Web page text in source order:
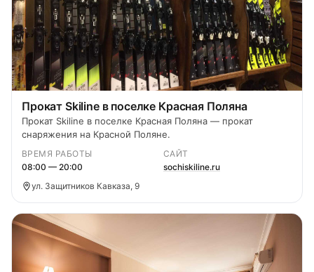
Прокат Skiline в поселке Красная Поляна
Прокат Skiline в поселке Красная Поляна — прокат
снаряжения на Красной Поляне.
ВРЕМЯ РАБОТЫ
08:00 — 20:00
САЙТ
sochiskiline.ru
ул. Защитников Кавказа, 9